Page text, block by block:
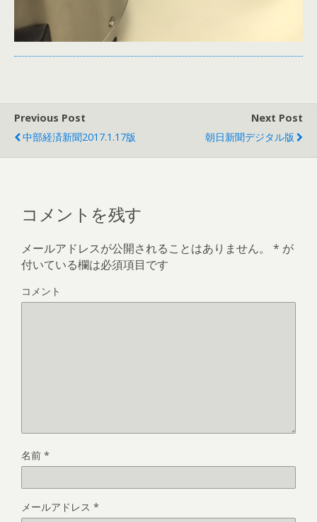
Previous Post
中部経済新聞2017.1.17版
Next Post
朝日新聞デジタル版
コメントを残す
メールアドレスが公開されることはありません。 * が
付いている欄は必須項目です
コメント
名前 *
メールアドレス *